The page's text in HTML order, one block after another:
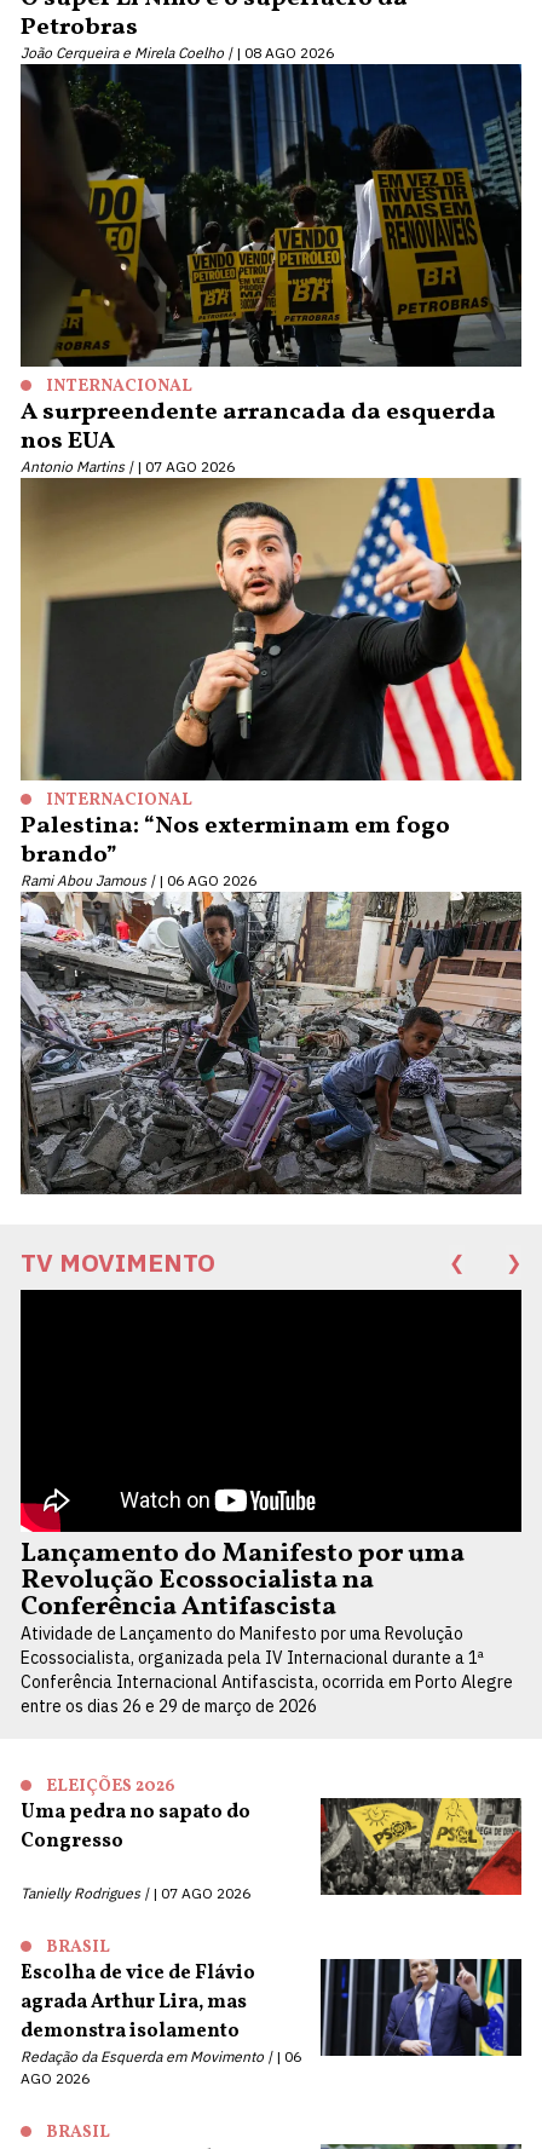
Petrobras
João Cerqueira e Mirela Coelho | 08 AGO 2026
INTERNACIONAL
A surpreendente arrancada da esquerda
nos EUA
Antonio Martins | 07 AGO 2026
INTERNACIONAL
Palestina: “Nos exterminam em fogo
brando”
Rami Abou Jamous | 06 AGO 2026
TV MOVIMENTO ❮ ❯
Lançamento do Manifesto por uma
Revolução Ecossocialista na
Conferência Antifascista
Atividade de Lançamento do Manifesto por uma Revolução
Ecossocialista, organizada pela IV Internacional durante a 1ª
Conferência Internacional Antifascista, ocorrida em Porto Alegre
entre os dias 26 e 29 de março de 2026
ELEIÇÕES 2026
Uma pedra no sapato do
Congresso
Tanielly Rodrigues | 07 AGO 2026
BRASIL
Escolha de vice de Flávio
agrada Arthur Lira, mas
demonstra isolamento
Redação da Esquerda em Movimento |
06
AGO 2026
BRASIL